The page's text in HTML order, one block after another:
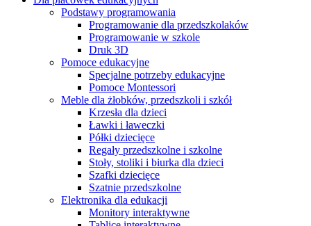
Podstawy programowania
Programowanie dla przedszkolaków
Programowanie w szkole
Druk 3D
Pomoce edukacyjne
Specjalne potrzeby edukacyjne
Pomoce Montessori
Meble dla żłobków, przedszkoli i szkół
Krzesła dla dzieci
Ławki i ławeczki
Półki dziecięce
Regały przedszkolne i szkolne
Stoły, stoliki i biurka dla dzieci
Szafki dziecięce
Szatnie przedszkolne
Elektronika dla edukacji
Monitory interaktywne